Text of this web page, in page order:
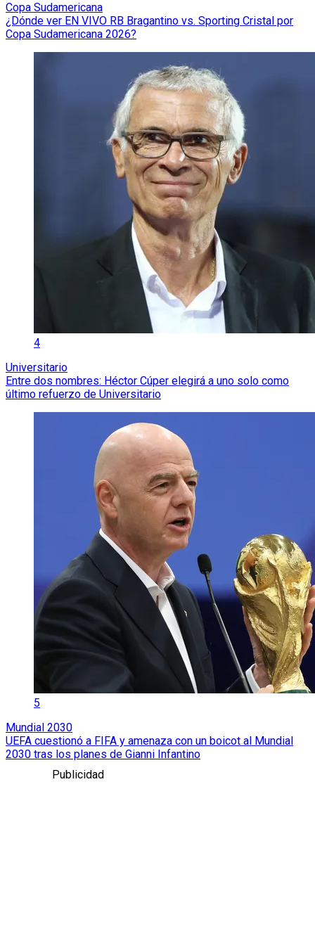
Copa Sudamericana
¿Dónde ver EN VIVO RB Bragantino vs. Sporting Cristal por
Copa Sudamericana 2026?
4
Universitario
Entre dos nombres: Héctor Cúper elegirá a uno solo como
último refuerzo de Universitario
5
Mundial 2030
UEFA cuestionó a FIFA y amenaza con un boicot al Mundial
2030 tras los planes de Gianni Infantino
Publicidad